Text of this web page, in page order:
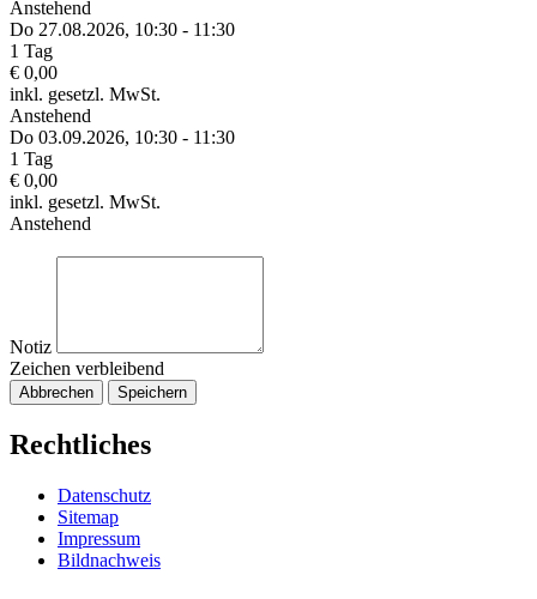
Anstehend
Do 27.08.2026, 10:30 - 11:30
1 Tag
€ 0,00
inkl. gesetzl. MwSt.
Anstehend
Do 03.09.2026, 10:30 - 11:30
1 Tag
€ 0,00
inkl. gesetzl. MwSt.
Anstehend
Notiz
Zeichen verbleibend
Abbrechen Speichern
Rechtliches
Datenschutz
Sitemap
Impressum
Bildnachweis